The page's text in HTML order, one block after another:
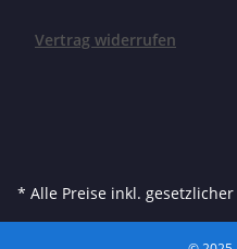
Vertrag widerrufen
* Alle Preise inkl. gesetzlicher